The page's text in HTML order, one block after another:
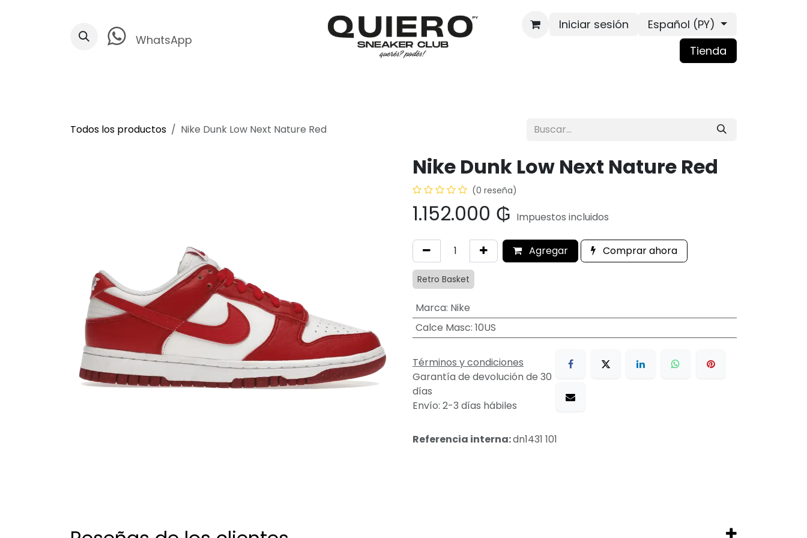
WhatsApp
Iniciar sesión
Español (PY)
Tienda
Todos los productos Nike Dunk Low Next Nature Red
Nike Dunk Low Next Nature Red
(0 reseña)
1.152.000 ₲ Impuestos incluidos
Agregar Comprar ahora
Retro Basket
Marca: Nike
Calce Masc: 10US
Términos y condiciones
Garantía de devolución de 30
días
Envío: 2-3 días hábiles
Referencia interna:dn1431 101